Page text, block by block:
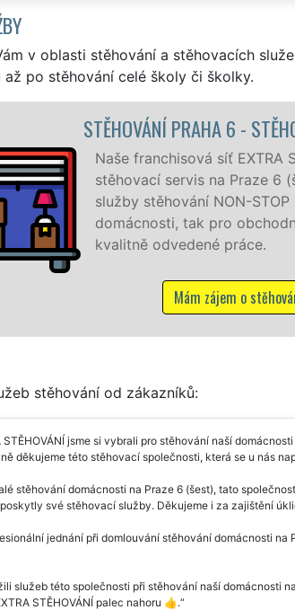
v oblasti stěhování a stěhovacích
po stěhování celé školy či školky.
PRÁCE PRAHA 6
STĚHOVÁNÍ vám zajišťuje kompletní
(šest). Poskytujeme profesionální a kvalitní
24 hodin denně, 7 dní v týdnu jak pro
společnosti, a to levně a se zárukou
stěhování od zákazníků:
STĚHOVÁNÍ jsme si vybrali pro stěhování naší
děkujeme této stěhovací společnosti, která se u nás
stěhování domácnosti na Praze 6 (šest), tato
své stěhovací služby. Děkujeme i za zajištění
jednání při domlouvání stěhování domácnosti
služeb této společnosti při stěhování naší domácnosti
STĚHOVÁNÍ palec nahoru 👍.